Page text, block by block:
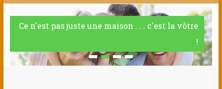
Ce n'est pas juste une maison . . . c'est la vôtre
!